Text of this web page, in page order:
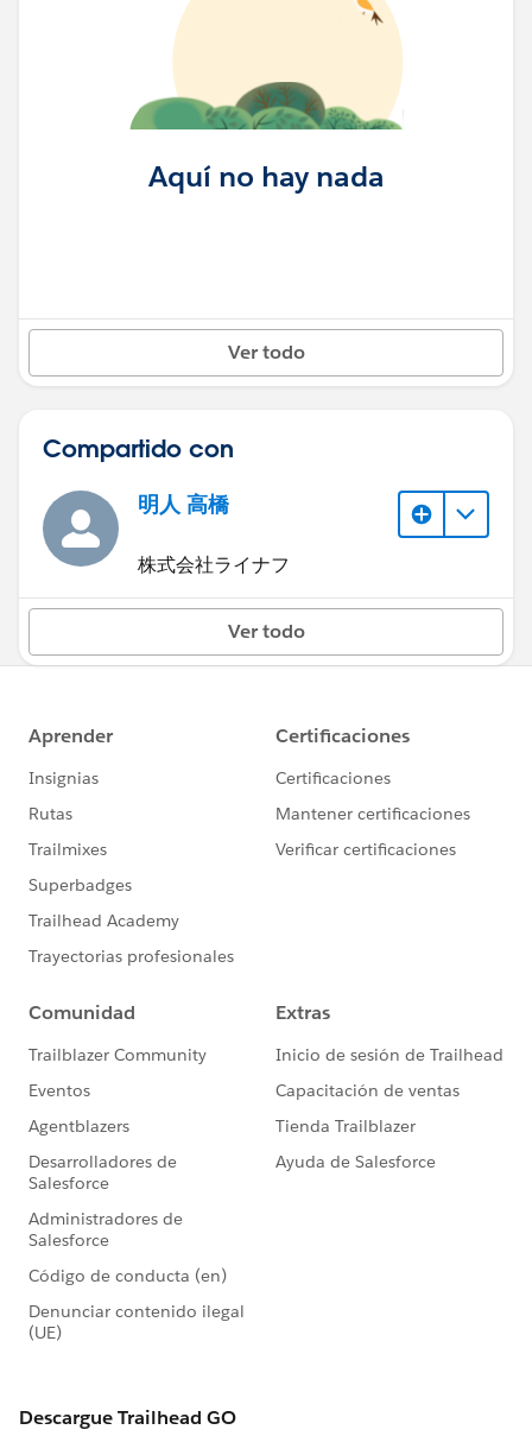
Aquí no hay nada
Ver todo
Compartido con
明人 高橋
株式会社ライナフ
Ver todo